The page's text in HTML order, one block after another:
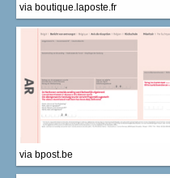
via boutique.laposte.fr
via bpost.be